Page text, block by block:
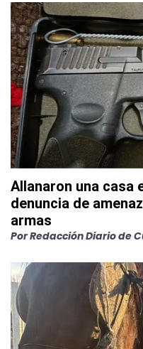
Allanaron una casa
denuncia de
armas
PorRedacción Diario de